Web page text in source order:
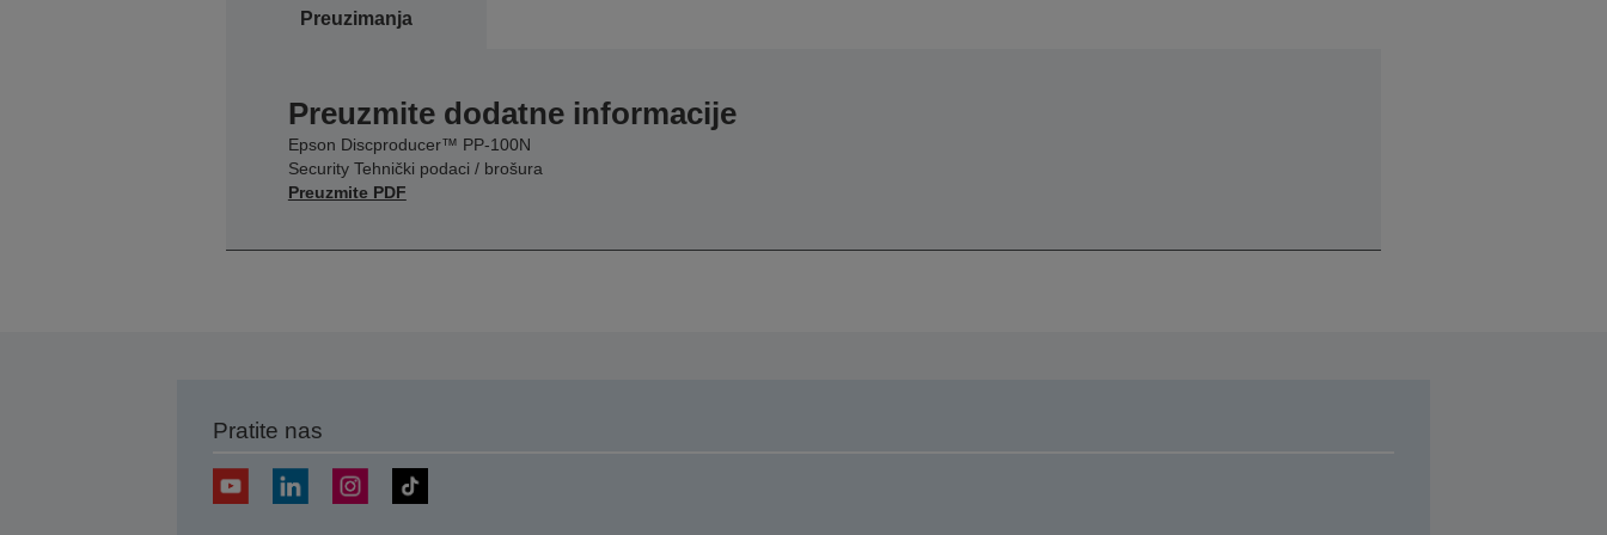
Preuzimanja
Preuzmite dodatne informacije
Epson Discproducer™ PP-100N
Security Tehnički podaci / brošura
Preuzmite PDF
Pratite nas